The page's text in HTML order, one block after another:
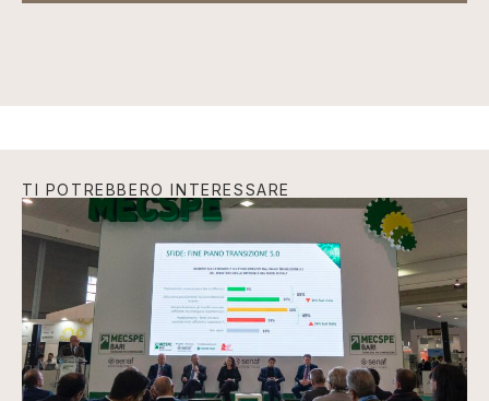
TI POTREBBERO INTERESSARE